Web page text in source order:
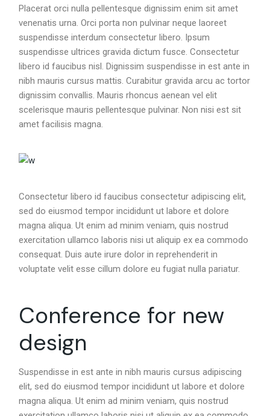
Placerat orci nulla pellentesque dignissim enim sit amet
venenatis urna. Orci porta non pulvinar neque laoreet
suspendisse interdum consectetur libero. Ipsum
suspendisse ultrices gravida dictum fusce. Consectetur
libero id faucibus nisl. Dignissim suspendisse in est ante in
nibh mauris cursus mattis. Curabitur gravida arcu ac tortor
dignissim convallis. Mauris rhoncus aenean vel elit
scelerisque mauris pellentesque pulvinar. Non nisi est sit
amet facilisis magna.
Consectetur libero id faucibus consectetur adipiscing elit,
sed do eiusmod tempor incididunt ut labore et dolore
magna aliqua. Ut enim ad minim veniam, quis nostrud
exercitation ullamco laboris nisi ut aliquip ex ea commodo
consequat. Duis aute irure dolor in reprehenderit in
voluptate velit esse cillum dolore eu fugiat nulla pariatur.
Conference for new
design
Suspendisse in est ante in nibh mauris cursus adipiscing
elit, sed do eiusmod tempor incididunt ut labore et dolore
magna aliqua. Ut enim ad minim veniam, quis nostrud